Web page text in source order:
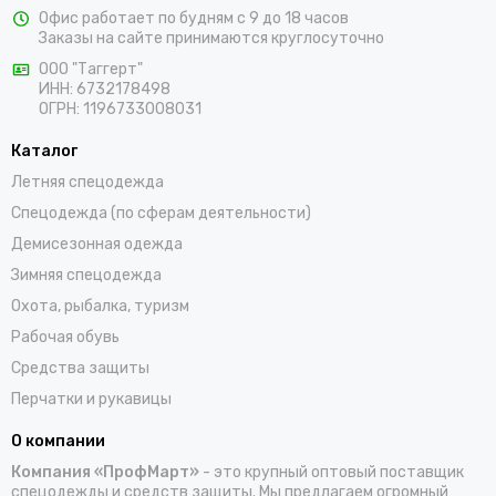
жилеты, сезонные костюмы, брюки и прочие составляющие
униформы в ярких заметных цветах. Доставка покупок,
которые оформляются на сайте, осуществляется по Ак-
Довураку и остальным населенным пунктам России.
Офис работает по будням с 9 до 18 часов
Заказы на сайте принимаются круглосуточно
ООО "Таггерт"
ИНН: 6732178498
ОГРН: 1196733008031
Каталог
Летняя спецодежда
Спецодежда (по сферам деятельности)
Демисезонная одежда
Зимняя спецодежда
Охота, рыбалка, туризм
Рабочая обувь
Средства защиты
Перчатки и рукавицы
О компании
Компания «ПрофМарт» - это крупный оптовый поставщик
спецодежды и средств защиты. Мы предлагаем огромный